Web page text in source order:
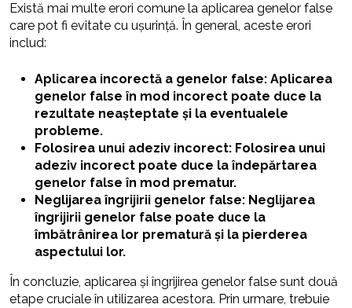
Există mai multe erori comune la aplicarea genelor false
care pot fi evitate cu ușurință. În general, aceste erori
includ:
Aplicarea incorectă a genelor false: Aplicarea
genelor false în mod incorect poate duce la
rezultate neașteptate și la eventualele
probleme.
Folosirea unui adeziv incorect: Folosirea unui
adeziv incorect poate duce la îndepărtarea
genelor false în mod prematur.
Neglijarea îngrijirii genelor false: Neglijarea
îngrijirii genelor false poate duce la
îmbătrânirea lor prematură și la pierderea
aspectului lor.
În concluzie, aplicarea și îngrijirea genelor false sunt două
etape cruciale în utilizarea acestora. Prin urmare, trebuie